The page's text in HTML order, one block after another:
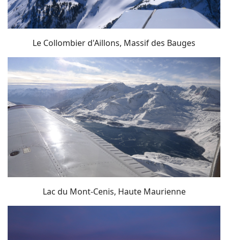
Le Collombier d'Aillons, Massif des Bauges
Lac du Mont-Cenis, Haute Maurienne